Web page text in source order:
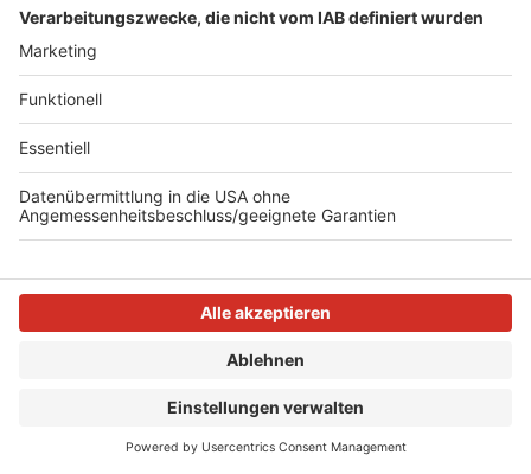
Das Setzen der Cookies und die damit einhergehenden
Datenverarbeitungen geschehen aufgrund ihrer
ausdrücklich erteilten Einwilligung gem. § 15 Abs. 3 DDG
(i.V.m Art. 5 Abs. 3 Satz 1 der Richtlinie 2002/58/EG in der
durch Art. 2 Nr. 5 der Richtlinie 2009/136/EG geänderten
Fassung).
Mit dem Anbieter des Tools AdsWizz besteht ein Vertrag
über eine Auftragsverarbeitung gem. Art. 28 DSGVO. Im
Setzung generierten Daten auf Server in den USA
übermittelt. Zur Gewährleistung des Schutzes Ihrer Daten
über die Geltung der von der EU Kommission
veröffentlichten Standarddatenschutzklauseln getroffen.
möchten, kontaktieren Sie unseren